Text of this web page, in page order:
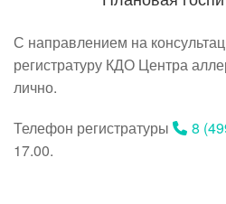
С направлением на
регистратуру КДО Центра
лично.
Телефон регистратуры
8
17.00.